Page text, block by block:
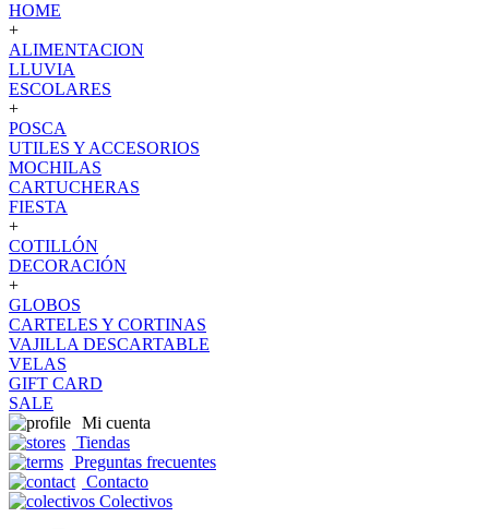
HOME
+
ALIMENTACION
LLUVIA
ESCOLARES
+
POSCA
UTILES Y ACCESORIOS
MOCHILAS
CARTUCHERAS
FIESTA
+
COTILLÓN
DECORACIÓN
+
GLOBOS
CARTELES Y CORTINAS
VAJILLA DESCARTABLE
VELAS
GIFT CARD
SALE
Mi cuenta
Tiendas
Preguntas frecuentes
Contacto
Colectivos